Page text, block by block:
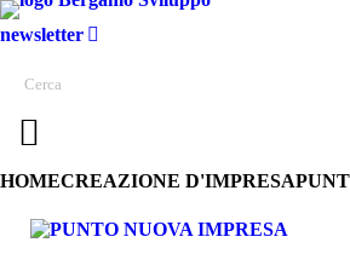
newsletter
HOMECREAZIONE D'IMPRESA